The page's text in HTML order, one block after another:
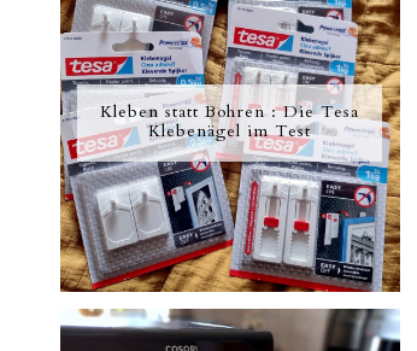
Kleben statt Bohren : Die Tesa
Klebenägel im Test